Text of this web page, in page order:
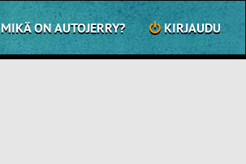
MIKÄ ON AUTOJERRY? KIRJAUDU